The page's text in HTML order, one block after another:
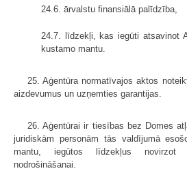
24.6. ārvalstu finansiālā palīdzība,
24.7. līdzekļi, kas iegūti atsavinot
kustamo mantu.
25. Aģentūra normatīvajos aktos
aizdevumus un uzņemties garantijas.
26. Aģentūrai ir tiesības bez Domes
juridiskām personām tās valdījumā
mantu, iegūtos līdzekļus novirzot
nodrošināšanai.